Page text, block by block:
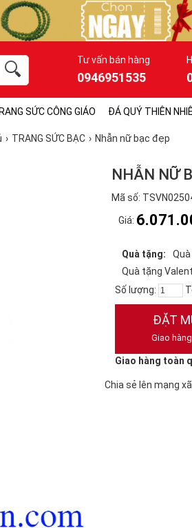
Tư vấn bán hàng
0946951535
SỨC CÔNG GIÁO ĐÁ QUÝ THIÊN
TRANG SỨC BẠC Nhẫn nữ bạc đẹp
NHẪN NỮ
Mã số:
Giá:
Quà tặng:
Quà tặng
Số lượng:
ĐẶT
Giao
Giao hàng toàn
Chia sẻ lên mạng